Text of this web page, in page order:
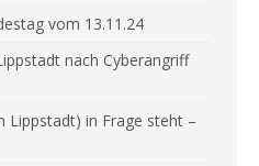
vom 13.11.24
nach Cyberangriff
Lippstadt) in Frage steht –